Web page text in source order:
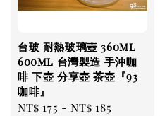
台玻 耐熱玻璃壺 360ml
600ml 台灣製造 手沖咖
啡 下壺 分享壺 茶壺『93
咖啡』
Regular
NT$ 175 -NT$ 185